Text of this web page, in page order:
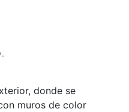
donde se
muros de color